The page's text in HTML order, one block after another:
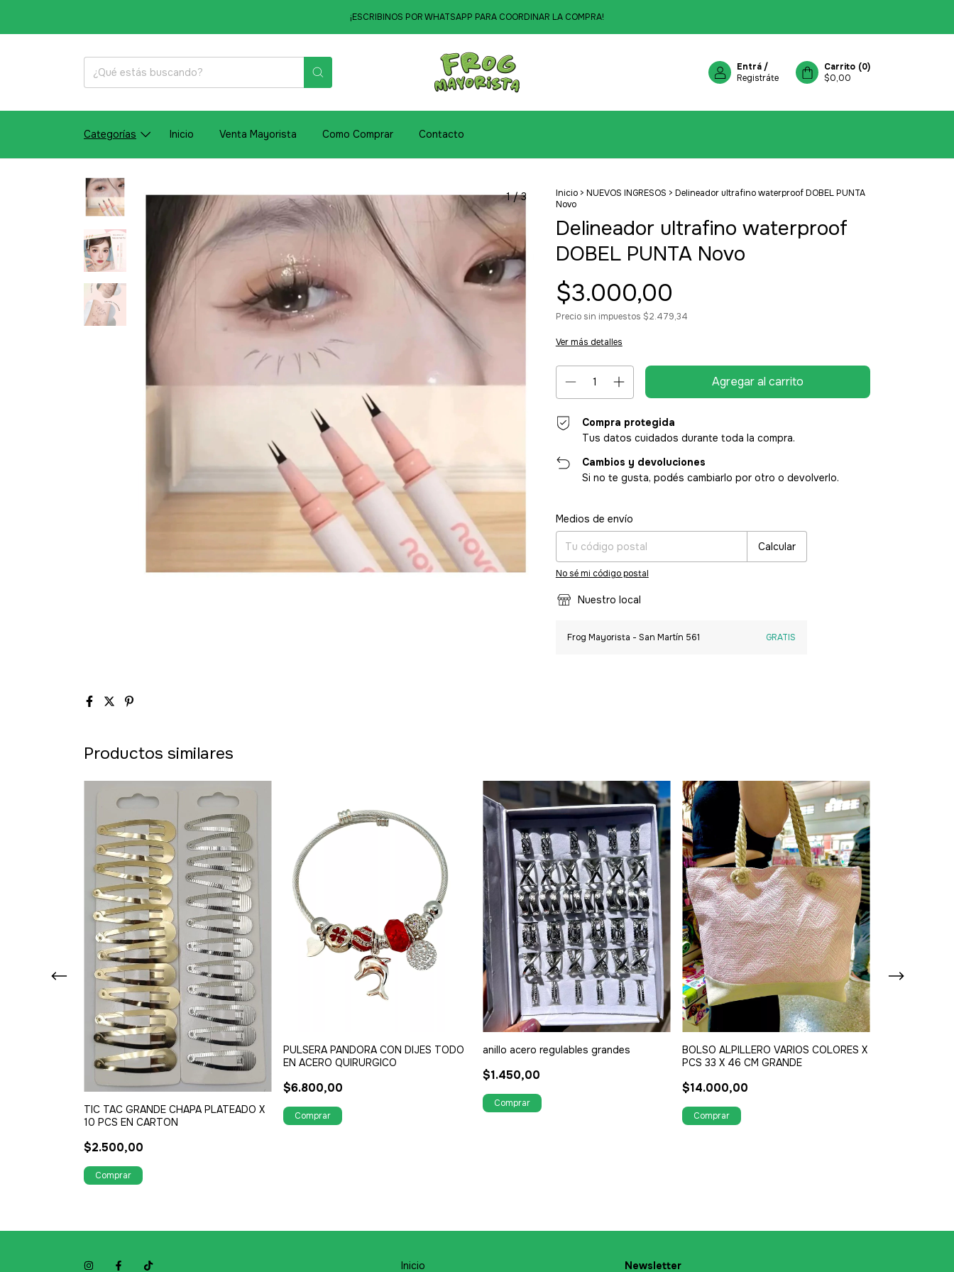
¡ESCRIBINOS POR WHATSAPP PARA COORDINAR LA COMPRA!
Entrá /
Registráte
Carrito (0)
$0,00
Categorías Inicio Venta Mayorista Como Comprar Contacto
1/3 Inicio > NUEVOS INGRESOS > Delineador ultrafino waterproof DOBEL PUNTA
Novo
Delineador ultrafino waterproof
DOBEL PUNTA Novo
$3.000,00
Precio sin impuestos $2.479,34
Ver más detalles
Compra protegida
Tus datos cuidados durante toda la compra.
Cambios y devoluciones
Si no te gusta, podés cambiarlo por otro o devolverlo.
Entregas para el CP:
Medios de envío
Calcular
No sé mi código postal
Nuestro local
Frog Mayorista - San Martín 561 GRATIS
Productos similares
TIC TAC GRANDE CHAPA PLATEADO X
10 PCS EN CARTON
$2.500,00
PULSERA PANDORA CON DIJES TODO
EN ACERO QUIRURGICO
$6.800,00
anillo acero regulables grandes
$1.450,00
BOLSO ALPILLERO VARIOS COLORES X
PCS 33 X 46 CM GRANDE
$14.000,00
Inicio Newsletter